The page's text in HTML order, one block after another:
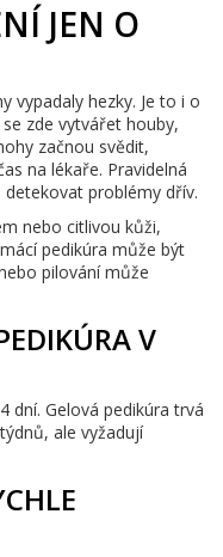
JEN O
vypadaly hezky. Je to i o
zde vytvářet houby,
začnou svědit,
na lékaře. Pravidelná
problémy dřív.
nebo citlivou kůži,
pedikúra může být
pilování může
V
dní. Gelová pedikúra trvá
ale vyžadují